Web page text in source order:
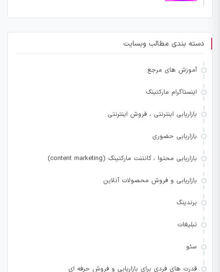
دسته بندی مطالب وبسایت
آموزش های مرجع
اینستاگرام مارکتینگ
بازاریابی اینترنتی ، فروش اینترنتی
بازاریابی حضوری
بازاریابی محتوا ، کانتنت مارکتینگ (content marketing)
بازاریابی و فروش محصولات آنلاین
برندینگ
تبلیغات
سئو
قدرت های فردی برای بازاریابی و فروش حرفه ای